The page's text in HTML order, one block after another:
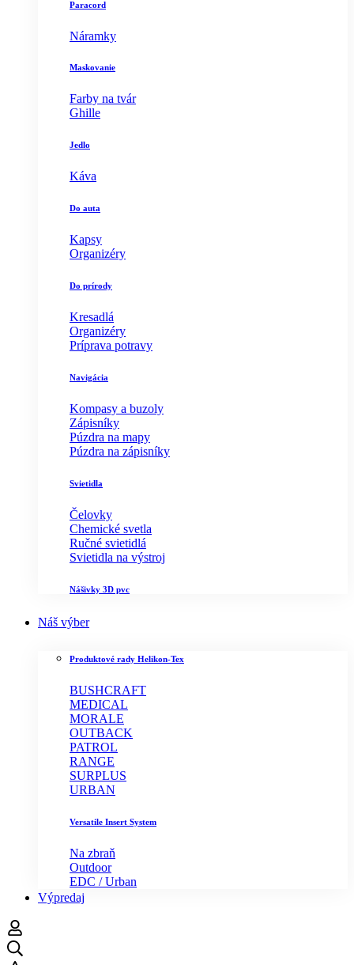
Paracord
Náramky
Maskovanie
Farby na tvár
Ghille
Jedlo
Káva
Do auta
Kapsy
Organizéry
Do prírody
Kresadlá
Organizéry
Príprava potravy
Navigácia
Kompasy a buzoly
Zápisníky
Púzdra na mapy
Púzdra na zápisníky
Svietidla
Čelovky
Chemické svetla
Ručné svietidlá
Svietidla na výstroj
Nášivky 3D pvc
Náš výber
Produktové rady Helikon-Tex
BUSHCRAFT
MEDICAL
MORALE
OUTBACK
PATROL
RANGE
SURPLUS
URBAN
Versatile Insert System
Na zbraň
Outdoor
EDC / Urban
Výpredaj